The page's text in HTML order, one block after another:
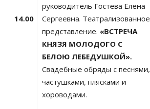
14.00
руководитель Гостева Елена
Сергеевна. Театрализованное
представление. «ВСТРЕЧА
КНЯЗЯ МОЛОДОГО С
БЕЛОЮ ЛЕБЕДУШКОЙ».
Свадебные обряды с песнями,
частушками, плясками и
хороводами.